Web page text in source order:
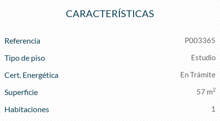
CARACTERÍSTICAS
Referencia P003365
Tipo de piso Estudio
Cert. Energética En Trámite
Superficie 57 m2
Habitaciones 1